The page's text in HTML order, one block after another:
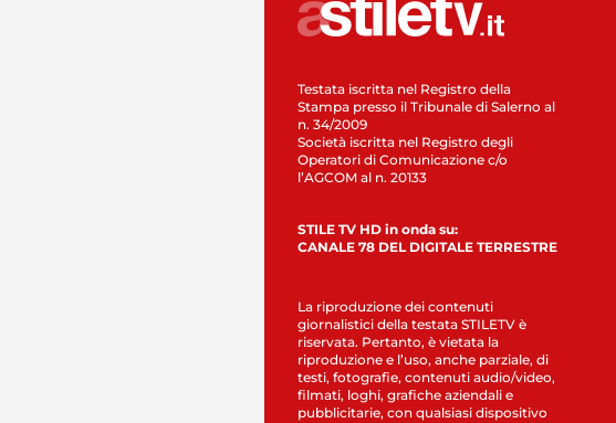
Testata iscritta nel Registro della
Stampa presso il Tribunale di Salerno al
n. 34/2009
Società iscritta nel Registro degli
Operatori di Comunicazione c/o
l’AGCOM al n. 20133
STILE TV HD in onda su:
CANALE 78 DEL DIGITALE TERRESTRE
La riproduzione dei contenuti
giornalistici della testata STILETV è
riservata. Pertanto, è vietata la
riproduzione e l’uso, anche parziale, di
testi, fotografie, contenuti audio/video,
filmati, loghi, grafiche aziendali e
pubblicitarie, con qualsiasi dispositivo